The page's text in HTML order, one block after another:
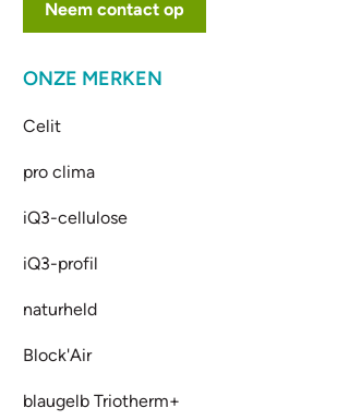
Neem contact op
ONZE MERKEN
Celit
pro clima
iQ3-cellulose
iQ3-profil
naturheld
Block'Air
blaugelb Triotherm+